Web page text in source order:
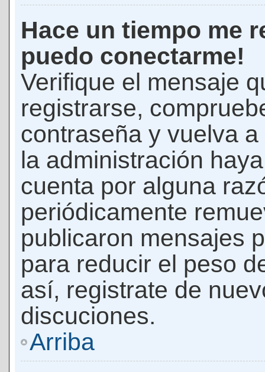
Hace un tiempo me
puedo conectarme!
Verifique el mensaje
registrarse,
contraseña y vuelva
la administración
cuenta por alguna
periódicamente
publicaron mensajes
para reducir el peso
así, registrate de
discuciones.
Arriba